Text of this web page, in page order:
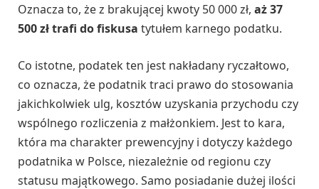
Oznacza to, że z brakującej kwoty 50 000 zł, aż 37
500 zł trafi do fiskusa tytułem karnego podatku.
Co istotne, podatek ten jest nakładany ryczałtowo,
co oznacza, że podatnik traci prawo do stosowania
jakichkolwiek ulg, kosztów uzyskania przychodu czy
wspólnego rozliczenia z małżonkiem. Jest to kara,
która ma charakter prewencyjny i dotyczy każdego
podatnika w Polsce, niezależnie od regionu czy
statusu majątkowego. Samo posiadanie dużej ilości